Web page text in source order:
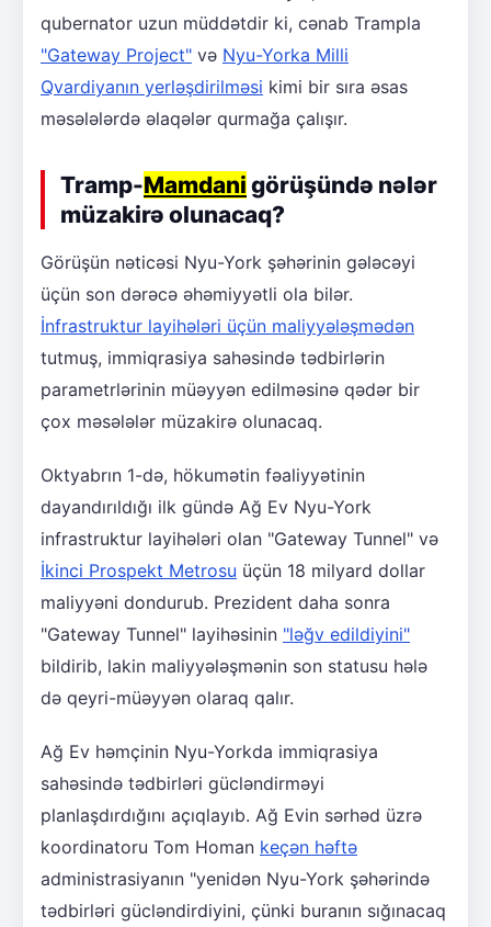
qubernator uzun müddətdir ki, cənab Trampla
"Gateway Project" və Nyu-Yorka Milli
Qvardiyanın yerləşdirilməsi kimi bir sıra əsas
məsələlərdə əlaqələr qurmağa çalışır.
Tramp-Mamdani görüşündə nələr
müzakirə olunacaq?
Görüşün nəticəsi Nyu-York şəhərinin gələcəyi
üçün son dərəcə əhəmiyyətli ola bilər.
İnfrastruktur layihələri üçün maliyyələşmədən
tutmuş, immiqrasiya sahəsində tədbirlərin
parametrlərinin müəyyən edilməsinə qədər bir
çox məsələlər müzakirə olunacaq.
Oktyabrın 1-də, hökumətin fəaliyyətinin
dayandırıldığı ilk gündə Ağ Ev Nyu-York
infrastruktur layihələri olan "Gateway Tunnel" və
İkinci Prospekt Metrosu üçün 18 milyard dollar
maliyyəni dondurub. Prezident daha sonra
"Gateway Tunnel" layihəsinin "ləğv edildiyini"
bildirib, lakin maliyyələşmənin son statusu hələ
də qeyri-müəyyən olaraq qalır.
Ağ Ev həmçinin Nyu-Yorkda immiqrasiya
sahəsində tədbirləri gücləndirməyi
planlaşdırdığını açıqlayıb. Ağ Evin sərhəd üzrə
koordinatoru Tom Homan keçən həftə
administrasiyanın "yenidən Nyu-York şəhərində
tədbirləri gücləndirdiyini, çünki buranın sığınacaq